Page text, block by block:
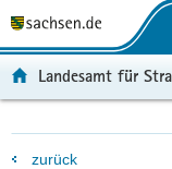
t
l
t
l
p
i
t
r
t
r
Landesamt für
zurück